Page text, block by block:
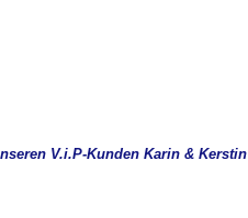
V.i.P-Kunden Karin & Kerstin